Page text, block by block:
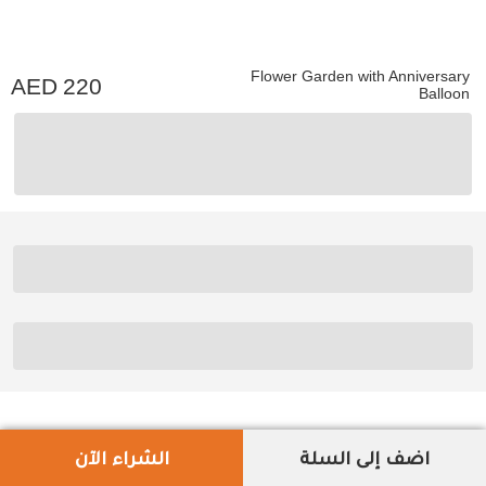
Flower Garden with Anniversary
Balloon
220
اضف إلى السلة الشراء الآن